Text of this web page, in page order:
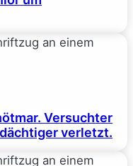
Versuchter
verletzt.